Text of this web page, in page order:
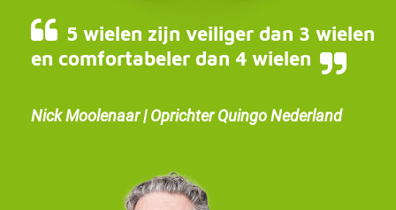
5 wielen zijn veiliger dan 3 wielen
en comfortabeler dan 4 wielen
Nick Moolenaar | Oprichter Quingo Nederland